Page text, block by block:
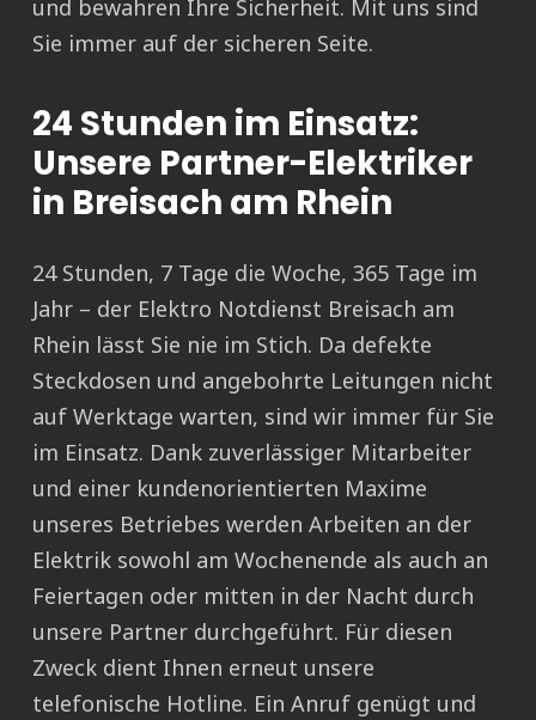
und bewahren Ihre Sicherheit. Mit uns sind
Sie immer auf der sicheren Seite.
24 Stunden im Einsatz:
Unsere Partner-Elektriker
in Breisach am Rhein
24 Stunden, 7 Tage die Woche, 365 Tage im
Jahr – der Elektro Notdienst Breisach am
Rhein lässt Sie nie im Stich. Da defekte
Steckdosen und angebohrte Leitungen nicht
auf Werktage warten, sind wir immer für Sie
im Einsatz. Dank zuverlässiger Mitarbeiter
und einer kundenorientierten Maxime
unseres Betriebes werden Arbeiten an der
Elektrik sowohl am Wochenende als auch an
Feiertagen oder mitten in der Nacht durch
unsere Partner durchgeführt. Für diesen
Zweck dient Ihnen erneut unsere
telefonische Hotline. Ein Anruf genügt und